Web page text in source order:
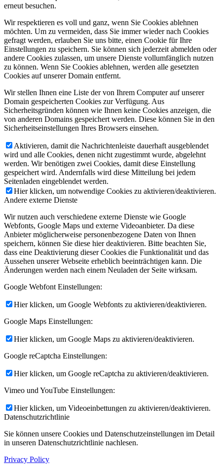
erneut besuchen.
Wir respektieren es voll und ganz, wenn Sie Cookies ablehnen
möchten. Um zu vermeiden, dass Sie immer wieder nach Cookies
gefragt werden, erlauben Sie uns bitte, einen Cookie für Ihre
Einstellungen zu speichern. Sie können sich jederzeit abmelden oder
andere Cookies zulassen, um unsere Dienste vollumfänglich nutzen
zu können. Wenn Sie Cookies ablehnen, werden alle gesetzten
Cookies auf unserer Domain entfernt.
Wir stellen Ihnen eine Liste der von Ihrem Computer auf unserer
Domain gespeicherten Cookies zur Verfügung. Aus
Sicherheitsgründen können wie Ihnen keine Cookies anzeigen, die
von anderen Domains gespeichert werden. Diese können Sie in den
Sicherheitseinstellungen Ihres Browsers einsehen.
Aktivieren, damit die Nachrichtenleiste dauerhaft ausgeblendet
wird und alle Cookies, denen nicht zugestimmt wurde, abgelehnt
werden. Wir benötigen zwei Cookies, damit diese Einstellung
gespeichert wird. Andernfalls wird diese Mitteilung bei jedem
Seitenladen eingeblendet werden.
Hier klicken, um notwendige Cookies zu aktivieren/deaktivieren.
Andere externe Dienste
Wir nutzen auch verschiedene externe Dienste wie Google
Webfonts, Google Maps und externe Videoanbieter. Da diese
Anbieter möglicherweise personenbezogene Daten von Ihnen
speichern, können Sie diese hier deaktivieren. Bitte beachten Sie,
dass eine Deaktivierung dieser Cookies die Funktionalität und das
Aussehen unserer Webseite erheblich beeinträchtigen kann. Die
Änderungen werden nach einem Neuladen der Seite wirksam.
Google Webfont Einstellungen:
Hier klicken, um Google Webfonts zu aktivieren/deaktivieren.
Google Maps Einstellungen:
Hier klicken, um Google Maps zu aktivieren/deaktivieren.
Google reCaptcha Einstellungen:
Hier klicken, um Google reCaptcha zu aktivieren/deaktivieren.
Vimeo und YouTube Einstellungen:
Hier klicken, um Videoeinbettungen zu aktivieren/deaktivieren.
Datenschutzrichtlinie
Sie können unsere Cookies und Datenschutzeinstellungen im Detail
in unseren Datenschutzrichtlinie nachlesen.
Privacy Policy